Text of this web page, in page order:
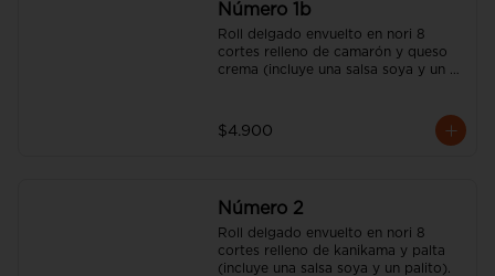
Número 1b
Roll delgado envuelto en nori 8
cortes relleno de camarón y queso
crema (incluye una salsa soya y un
$4.900
Número 2
Roll delgado envuelto en nori 8
cortes relleno de kanikama y palta
(incluye una salsa soya y un palito).